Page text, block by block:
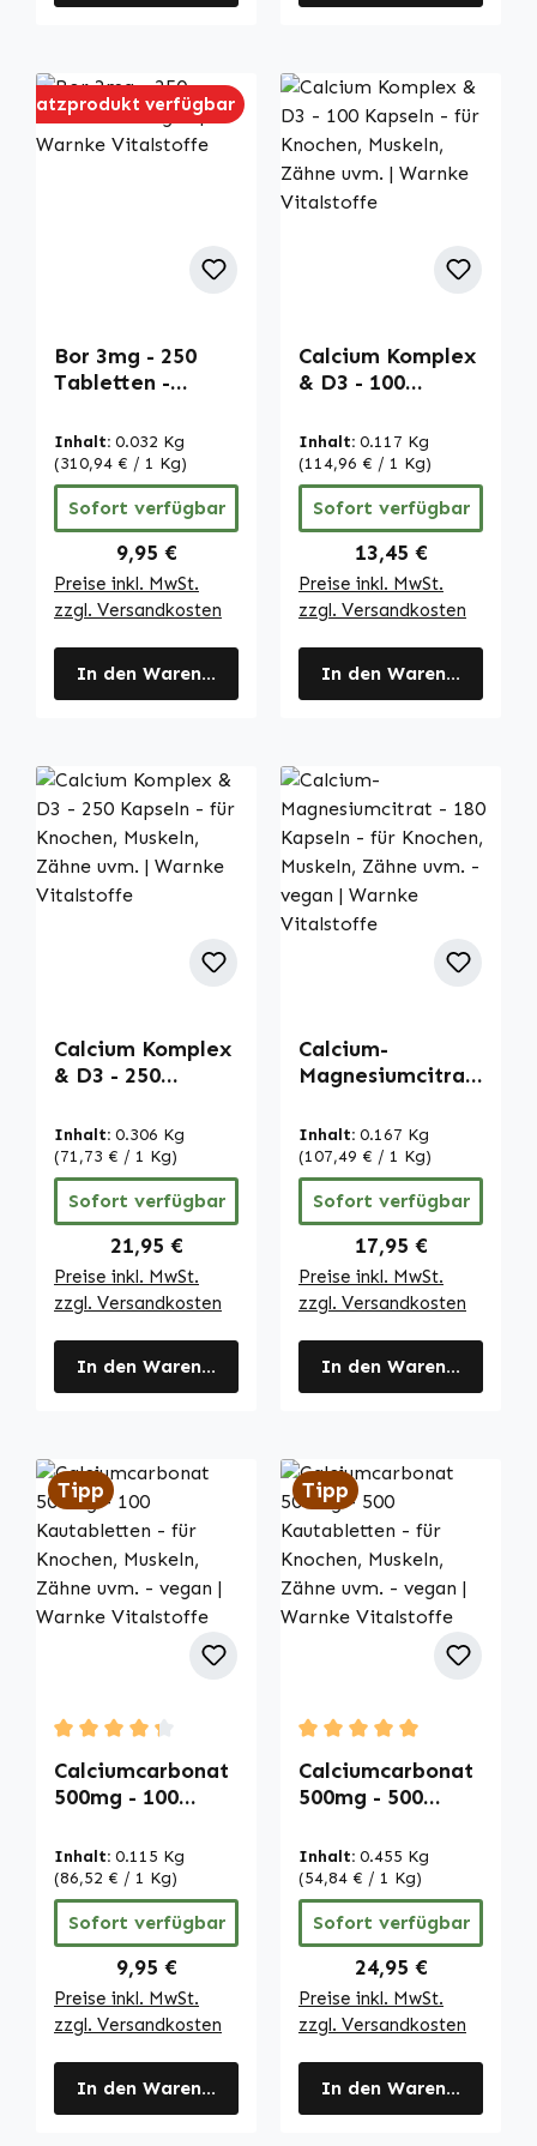
Neu
Ersatzprodukt verfügbar
Bor 3mg - 250
Tabletten -
Vitalstoffe
Inhalt: 0.032 Kg
(310,94 € / 1 Kg)
Sofort verfügbar
Regulärer Preis:
9,95 €
Preise inkl. MwSt.
zzgl. Versandkosten
In den Warenkorb
Calcium Komplex
& D3 - 100
Knochen,
Muskeln, Zähne
uvm. | Warnke
Vitalstoffe
Inhalt: 0.117 Kg
(114,96 € / 1 Kg)
Sofort verfügbar
Regulärer Preis:
13,45 €
Preise inkl. MwSt.
zzgl. Versandkosten
In den Warenkorb
Calcium Komplex
& D3 - 250
Knochen,
Muskeln, Zähne
uvm. | Warnke
Vitalstoffe
Inhalt: 0.306 Kg
(71,73 € / 1 Kg)
Sofort verfügbar
Regulärer Preis:
21,95 €
Preise inkl. MwSt.
zzgl. Versandkosten
In den Warenkorb
Calcium-
Magnesiumcitrat
für Knochen,
Muskeln, Zähne
uvm. - vegan |
Warnke
Vitalstoffe
Inhalt: 0.167 Kg
(107,49 € / 1 Kg)
Sofort verfügbar
Regulärer Preis:
17,95 €
Preise inkl. MwSt.
zzgl. Versandkosten
In den Warenkorb
Tipp
Durchschnittliche Bewertung von 4.33 von 5 Sternen
Calciumcarbonat
500mg - 100
für Knochen,
Muskeln, Zähne
uvm. - vegan |
Warnke
Vitalstoffe
Inhalt: 0.115 Kg
(86,52 € / 1 Kg)
Sofort verfügbar
Regulärer Preis:
9,95 €
Preise inkl. MwSt.
zzgl. Versandkosten
In den Warenkorb
Tipp
Durchschnittliche
Calciumcarbonat
500mg - 500
für Knochen,
Muskeln, Zähne
uvm. - vegan |
Warnke
Vitalstoffe
Inhalt: 0.455 Kg
(54,84 € / 1 Kg)
Sofort verfügbar
Regulärer Preis:
24,95 €
Preise inkl. MwSt.
zzgl. Versandkosten
In den Warenkorb